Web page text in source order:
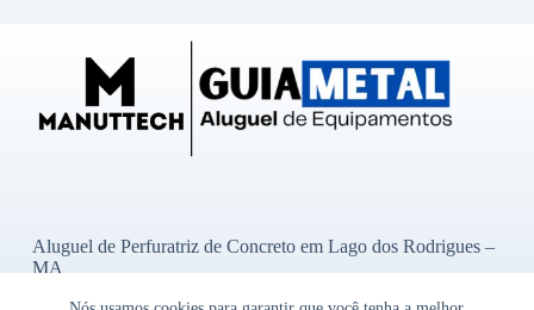
Aluguel de Perfuratriz de Concreto em Lago dos Rodrigues –
MA